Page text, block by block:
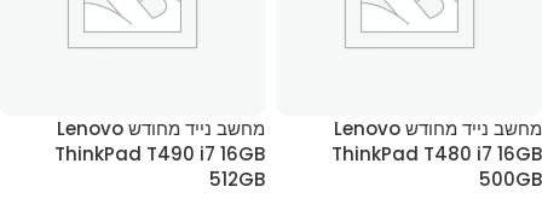
מחשב נייד מחודש Lenovo
ThinkPad T480 i7 16GB
500GB
מחשב נייד מחודש Lenovo
ThinkPad T490 i7 16GB
512GB